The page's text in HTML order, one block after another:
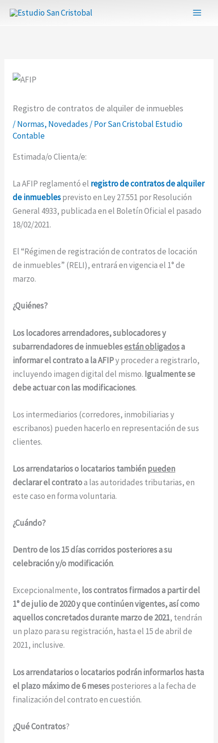
Registro de contratos de alquiler de inmuebles
/Normas, Novedades / PorSan Cristobal Estudio
Contable
Estimada/o Clienta/e:
La AFIP reglamentó el registro de contratos de alquiler
de inmueblesprevisto en Ley 27.551 por Resolución
General 4933, publicada en el Boletín Oficial el pasado
18/02/2021.
El “Régimen de registración de contratos de locación
de inmuebles” (RELI), entrará en vigencia el 1° de
marzo.
¿Quiénes?
Los locadores arrendadores, sublocadores y
subarrendadores de inmueblesestán obligadosa
informar el contrato a la AFIPy proceder a registrarlo,
incluyendo imagen digital del mismo. Igualmente se
debe actuar con las modificaciones.
Los intermediarios (corredores, inmobiliarias y
escribanos) pueden hacerlo en representación de sus
clientes.
Los arrendatarios o locatarios tambiénpueden
declarar el contratoa las autoridades tributarias, en
este caso en forma voluntaria.
¿Cuándo?
Dentro de los 15 días corridos posteriores a su
celebración y/o modificación.
Excepcionalmente, los contratos firmados a partir del
1° de julio de 2020 y que continúen vigentes, así como
aquellos concretados durante marzo de 2021, tendrán
un plazo para su registración, hasta el 15 de abril de
2021, inclusive.
Los arrendatarios o locatarios podrán informarlos hasta
el plazo máximo de 6 mesesposteriores a la fecha de
finalización del contrato en cuestión.
¿Qué Contratos?